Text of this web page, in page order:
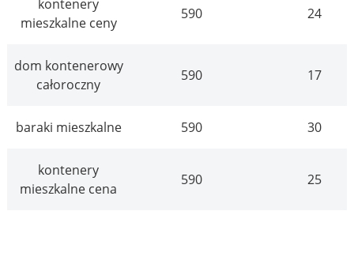
kontenery
mieszkalne ceny
590 24
dom kontenerowy
całoroczny
590 17
baraki mieszkalne 590 30
kontenery
mieszkalne cena
590 25